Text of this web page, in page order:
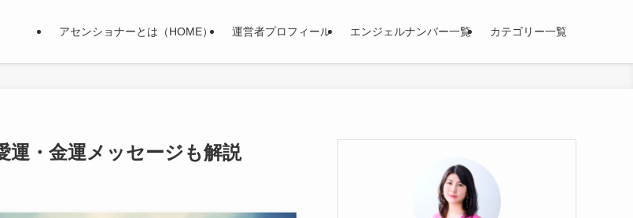
アセンショナーとは（HOME） 運営者プロフィール エンジェルナンバー一覧 カテゴリー一覧
運・金運メッセージも解説